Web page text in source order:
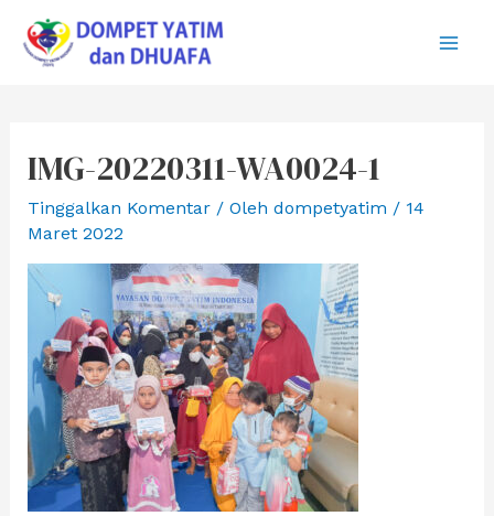
konten
IMG-20220311-WA0024-1
Tinggalkan Komentar / Oleh dompetyatim / 14
Maret 2022